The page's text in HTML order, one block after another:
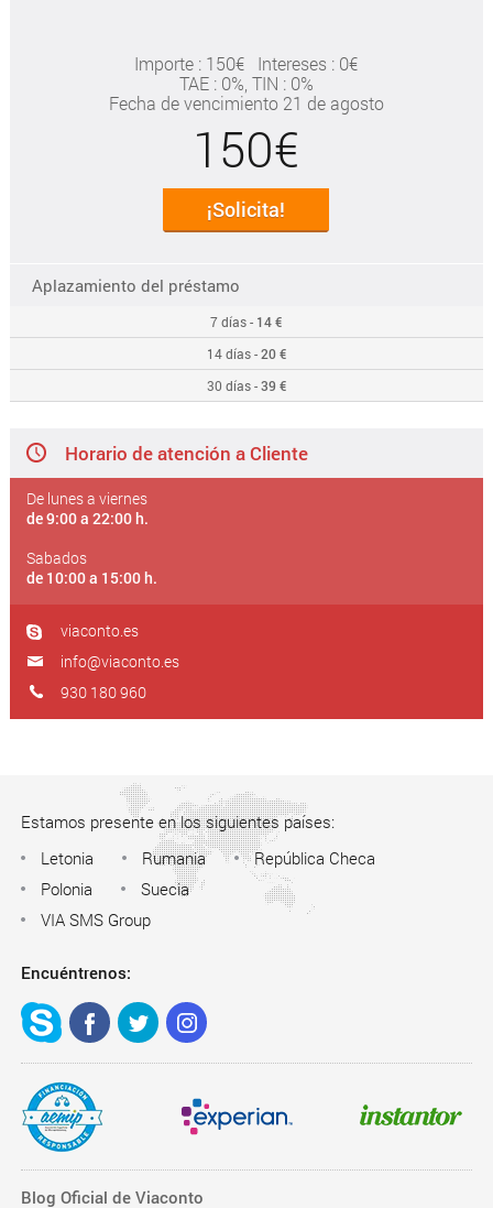
Importe : 150€
Intereses : 0€
TAE: 0% , TIN : 0%
Fecha de vencimiento 21 de agosto
150€
¡Solicita!
Aplazamiento del préstamo
7 días - 14 €
14 días -20 €
30 días -39 €
Horario de atención a Cliente
De lunes a viernes
de 9:00 a 22:00 h.
Sabados
de 10:00 a 15:00 h.
viaconto.es
info@viaconto.es
930 180 960
Estamos presente en los siguientes países:
Letonia
Rumania
República Checa
Polonia
Suecia
VIA SMS Group
Encuéntrenos:
Blog Oficial de Viaconto